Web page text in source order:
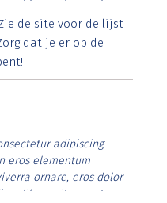
libero vitae erat.
id rutrum lorem
tristique posuere.
de site voor de lijst
dat je er op de
adipiscing
eros elementum
ornare, eros dolor
libero vitae erat.